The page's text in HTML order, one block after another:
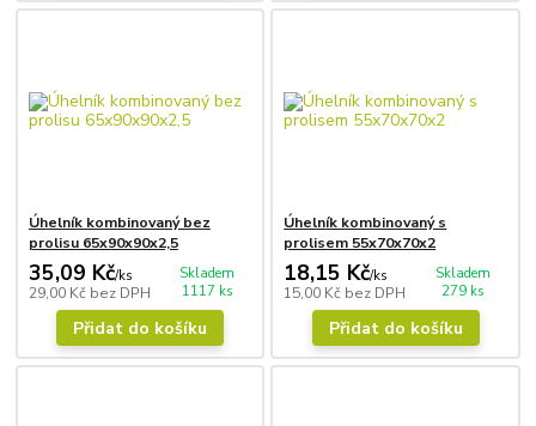
Úhelník kombinovaný bez
prolisu 65x90x90x2,5
35,09 Kč/ks
29,00 Kč bez DPH
Skladem
1117 ks
Přidat do košíku
Úhelník kombinovaný s
prolisem 55x70x70x2
18,15 Kč/ks
15,00 Kč bez DPH
Skladem
279 ks
Přidat do košíku